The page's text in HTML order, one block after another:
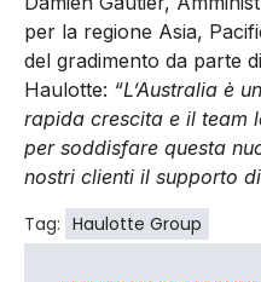
per la regione Asia,
del gradimento da parte
Haulotte: “L’Australia è
rapida crescita e il team
per soddisfare questa
nostri clienti il supporto
Tag: Haulotte Group